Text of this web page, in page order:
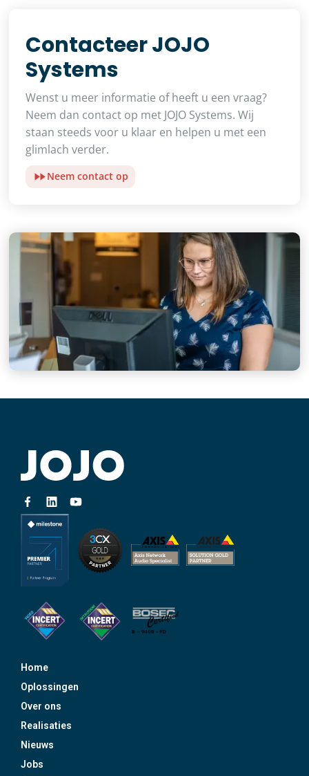
Contacteer JOJO
Systems
Wenst u meer informatie of heeft u een vraag?
Neem dan contact op met JOJO Systems. Wij
staan steeds voor u klaar en helpen u met een
glimlach verder.
Neem contact op
Home
Oplossingen
Over ons
Realisaties
Nieuws
Jobs